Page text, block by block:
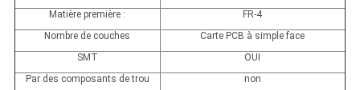
Matière première :
FR-4
Nombre de couches
Carte PCB à simple face
SMT
OUI
Par des composants de trou
non